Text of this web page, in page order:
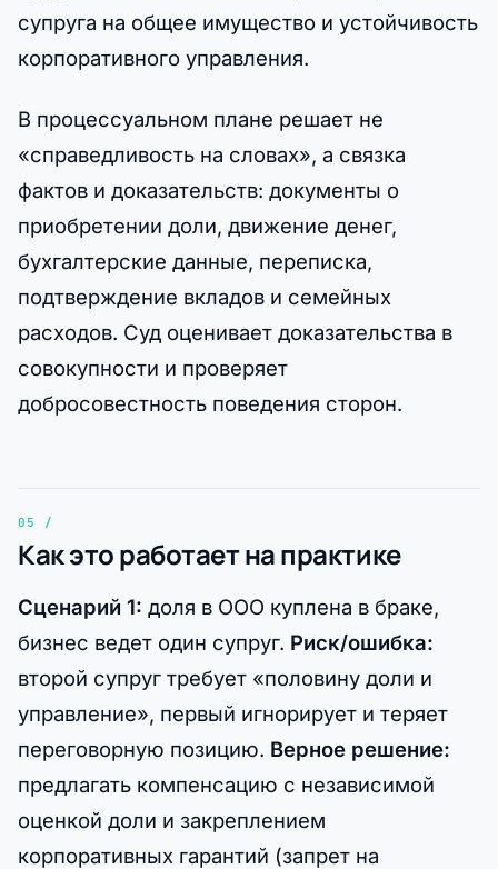
супруга на общее имущество и устойчивость
корпоративного управления.
В процессуальном плане решает не
«справедливость на словах», а связка
фактов и доказательств: документы о
приобретении доли, движение денег,
бухгалтерские данные, переписка,
подтверждение вкладов и семейных
расходов. Суд оценивает доказательства в
совокупности и проверяет
добросовестность поведения сторон.
Как это работает на практике
Сценарий 1: доля в ООО куплена в браке,
бизнес ведет один супруг. Риск/ошибка:
второй супруг требует «половину доли и
управление», первый игнорирует и теряет
переговорную позицию. Верное решение:
предлагать компенсацию с независимой
оценкой доли и закреплением
корпоративных гарантий (запрет на